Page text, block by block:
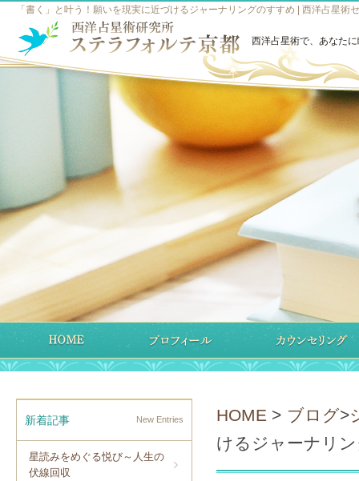
「書く」と叶う！願いを現実に近づけるジャーナリングのすすめ | 西洋占星術
西洋占星術で、あなた
新着記事 New Entries
星読みをめぐる悦び～人生の
伏線回収
HOME > ブログ>
けるジャーナリ